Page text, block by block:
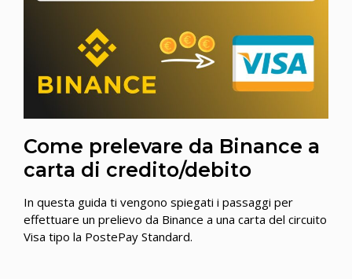
Come prelevare da Binance a
carta di credito/debito
In questa guida ti vengono spiegati i passaggi per
effettuare un prelievo da Binance a una carta del circuito
Visa tipo la PostePay Standard.